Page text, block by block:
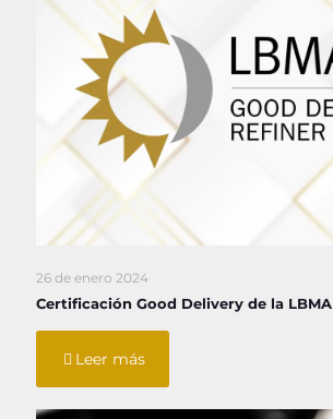
26 de enero 2024
Certificación Good Delivery de la LBMA
Leer más